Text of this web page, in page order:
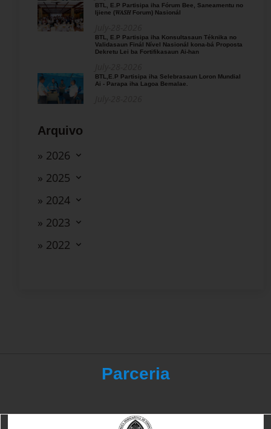
BTL, E.P Partisipa iha Fórum Bee, Saneamentu no
Ijiene (𝑊𝐴𝑆𝐻 Forum) Nasionál
BTL, E.P Partisipa iha Konsultasaun Téknika no
Validasaun Finál Nível Nasionál kona-bá Proposta
Dekretu Lei ba Fortifikasaun Ai-han
BTL,E.P Partisipa iha Selebrasaun Loron Mundial
Ai - Parapa iha Lagoa Bemalae.
Arquivo
» 2026
» 2025
» 2024
» 2023
» 2022
Parceria